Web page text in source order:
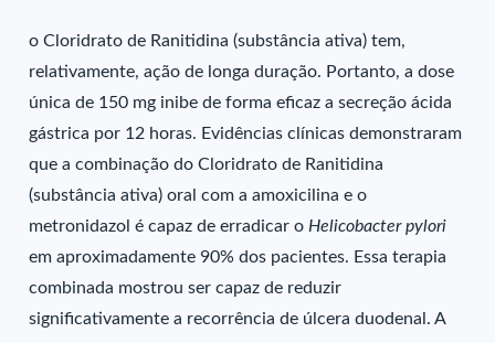
o Cloridrato de Ranitidina (substância ativa) tem,
relativamente, ação de longa duração. Portanto, a dose
única de 150 mg inibe de forma eficaz a secreção ácida
gástrica por 12 horas. Evidências clínicas demonstraram
que a combinação do Cloridrato de Ranitidina
(substância ativa) oral com a amoxicilina e o
metronidazol é capaz de erradicar o Helicobacter pylori
em aproximadamente 90% dos pacientes. Essa terapia
combinada mostrou ser capaz de reduzir
significativamente a recorrência de úlcera duodenal. A